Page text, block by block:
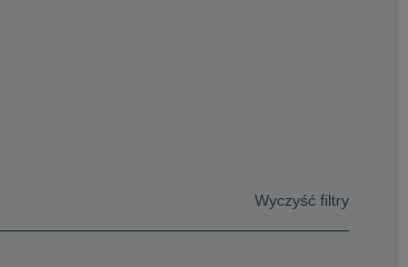
Wyczyść filtry